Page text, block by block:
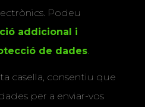
Podeu
addicional i
de dades.
casella, consentiu que
per a enviar-vos